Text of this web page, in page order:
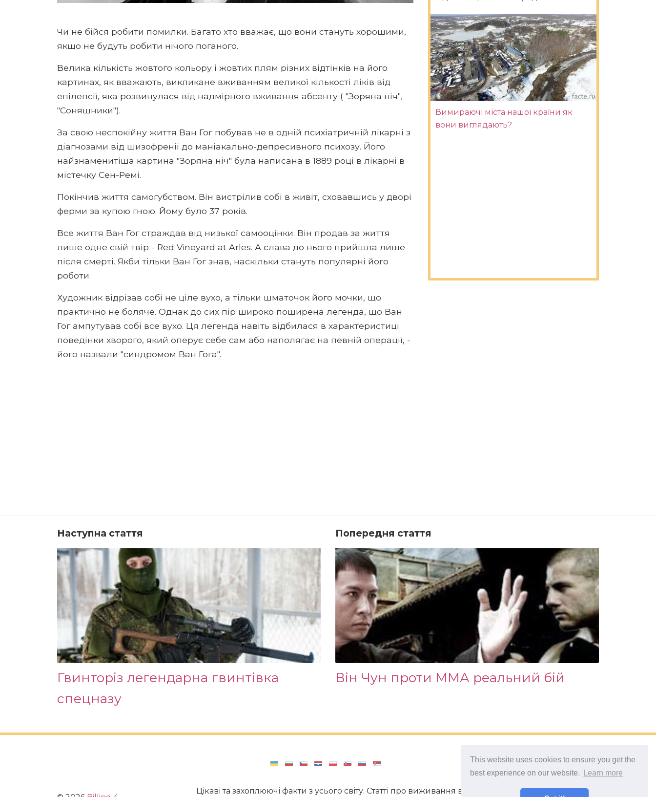
This website uses cookies to ensure you get the
best experience on our website.
Learn more
Чи не бійся робити помилки. Багато хто вважає, що вони стануть хорошими,
якщо не будуть робити нічого поганого.
Велика кількість жовтого кольору і жовтих плям різних відтінків на його
картинах, як вважають, викликане вживанням великої кількості ліків від
епілепсії, яка розвинулася від надмірного вживання абсенту ( "Зоряна ніч",
"Соняшники").
За свою неспокійну життя Ван Гог побував не в одній психіатричній лікарні з
діагнозами від шизофренії до маніакально-депресивного психозу. Його
найзнаменитіша картина "Зоряна ніч" була написана в 1889 році в лікарні в
містечку Сен-Ремі.
Покінчив життя самогубством. Він вистрілив собі в живіт, сховавшись у дворі
ферми за купою гною. Йому було 37 років.
Все життя Ван Гог страждав від низької самооцінки. Він продав за життя
лише одне свій твір - Red Vineyard at Arles. А слава до нього прийшла лише
після смерті. Якби тільки Ван Гог знав, наскільки стануть популярні його
роботи.
Художник відрізав собі не ціле вухо, а тільки шматочок його мочки, що
практично не боляче. Однак до сих пір широко поширена легенда, що Ван
Гог ампутував собі все вухо. Ця легенда навіть відбилася в характеристиці
поведінки хворого, який оперує себе сам або наполягає на певній операції, -
його назвали "синдромом Ван Гога".
Вимираючі міста нашої країни як
вони виглядають?
Наступна стаття
Гвинторіз легендарна гвинтівка
спецназу
Попередня стаття
Він Чун проти ММА реальний бій
Цікаві та захоплюючі факти з усього світу. Статті про виживання в непередбачених ситуаціях.